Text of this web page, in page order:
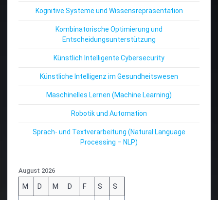
Kognitive Systeme und Wissensrepräsentation
Kombinatorische Optimierung und
Entscheidungsunterstützung
Künstlich Intelligente Cybersecurity
Künstliche Intelligenz im Gesundheitswesen
Maschinelles Lernen (Machine Learning)
Robotik und Automation
Sprach- und Textverarbeitung (Natural Language
Processing – NLP)
August 2026
M D M D F S S